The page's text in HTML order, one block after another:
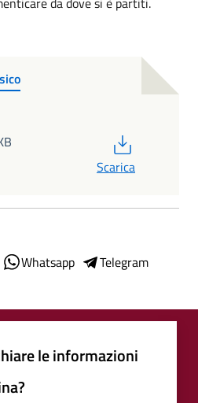
Scarica
Whatsapp
Telegram
le informazioni